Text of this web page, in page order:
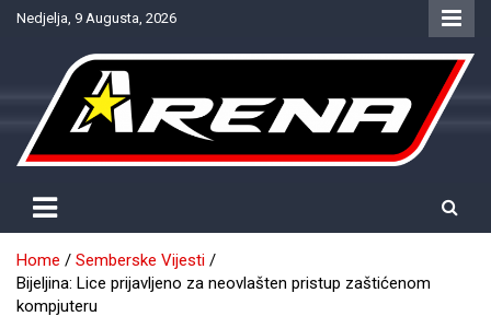
SkipNedjelja, 9 Augusta, 2026
NTV Arena
Home
Semberske Vijesti
Bijeljina: Lice prijavljeno za neovlašten pristup zaštićenom
kompjuteru